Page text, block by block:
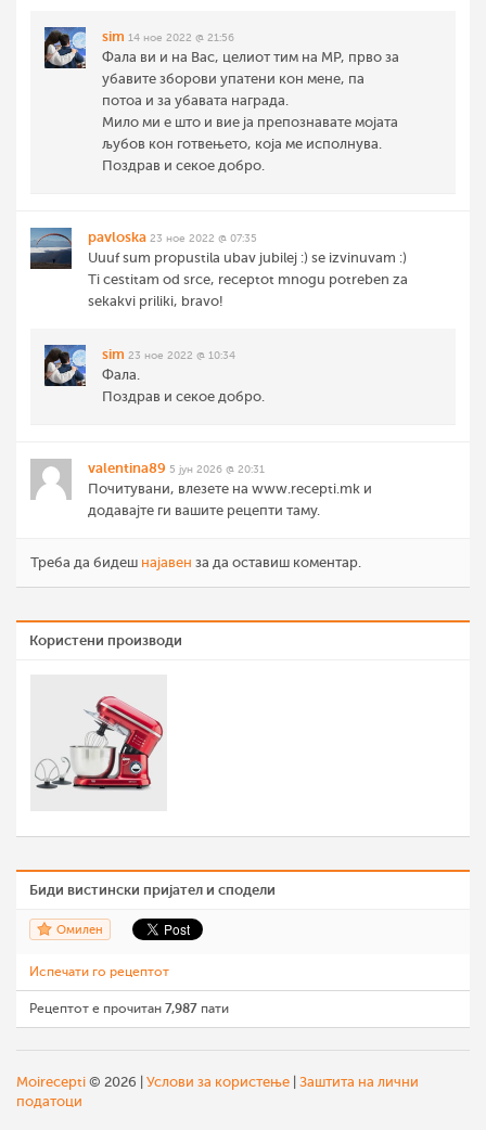
sim 14 ное 2022 @ 21:56
Фала ви и на Вас, целиот тим на МР, прво за
убавите зборови упатени кон мене, па
потоа и за убавата награда.
Мило ми е што и вие ја препознавате мојата
љубов кон готвењето, која ме исполнува.
Поздрав и секое добро.
pavloska 23 ное 2022 @ 07:35
Uuuf sum propustila ubav jubilej :) se izvinuvam :)
Ti cestitam od srce, receptot mnogu potreben za
sekakvi priliki, bravo!
sim 23 ное 2022 @ 10:34
Фала.
Поздрав и секое добро.
valentina89 5 јун 2026 @ 20:31
Почитувани, влезете на www.recepti.mk и
додавајте ги вашите рецепти таму.
Треба да бидеш најавен за да оставиш коментар.
Користени производи
Биди вистински пријател и сподели
Омилен
Испечати го рецептот
Рецептот е прочитан 7,987 пати
Moirecepti © 2026 | Услови за користење | Заштита на лични
податоци